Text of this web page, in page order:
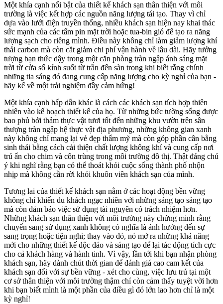
Một khía cạnh nổi bật của thiết kế khách sạn thân thiện với môi
trường là việc kết hợp các nguồn năng lượng tái tạo. Thay vì chỉ
dựa vào lưới điện truyền thống, nhiều khách sạn hiện nay khai thác
sức mạnh của các tấm pin mặt trời hoặc tua-bin gió để tạo ra năng
lượng sạch cho riêng mình. Điều này không chỉ làm giảm lượng khí
thải carbon mà còn cắt giảm chi phí vận hành về lâu dài. Hãy tưởng
tượng bạn thức dậy trong một căn phòng tràn ngập ánh sáng mặt
trời từ cửa sổ kính suốt từ trần đến sàn trong khi biết rằng chính
những tia sáng đó đang cung cấp năng lượng cho kỳ nghỉ của bạn -
hãy kể về một trải nghiệm đầy cảm hứng!
Một khía cạnh hấp dẫn khác là cách các khách sạn tích hợp thiên
nhiên vào kế hoạch thiết kế của họ. Từ những bức tường sống được
bao phủ bởi thảm thực vật tươi tốt đến những khu vườn trên sân
thượng tràn ngập hệ thực vật địa phương, những không gian xanh
này không chỉ mang lại vẻ đẹp thẩm mỹ mà còn góp phần cân bằng
sinh thái bằng cách cải thiện chất lượng không khí và cung cấp nơi
trú ẩn cho chim và côn trùng trong môi trường đô thị. Thật đáng chú
ý khi nghĩ rằng bạn có thể thoát khỏi cuộc sống thành phố nhộn
nhịp mà không cần rời khỏi khuôn viên khách sạn của mình.
Tương lai của thiết kế khách sạn nằm ở các hoạt động bền vững
không chỉ khiến du khách ngạc nhiên với những sáng tạo sáng tạo
mà còn đảm bảo việc sử dụng tài nguyên có trách nhiệm hơn.
Những khách sạn thân thiện với môi trường này chứng minh rằng
chuyển sang sử dụng xanh không có nghĩa là ảnh hưởng đến sự
sang trọng hoặc tiện nghi; thay vào đó, nó mở ra những khả năng
mới cho những thiết kế độc đáo và sáng tạo để lại tác động tích cực
cho cả khách hàng và hành tinh. Vì vậy, lần tới khi bạn nhận phòng
khách sạn, hãy dành chút thời gian để đánh giá cao cam kết của
khách sạn đối với sự bền vững - xét cho cùng, việc lưu trú tại một
cơ sở thân thiện với môi trường thậm chí còn cảm thấy tuyệt vời hơn
khi bạn biết mình là một phần của điều gì đó lớn lao hơn chỉ là một
kỳ nghỉ!